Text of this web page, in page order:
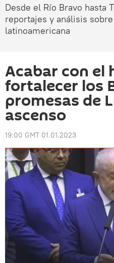
Desde el Río Bravo hasta
reportajes y análisis
latinoamericana
Acabar con el
fortalecer los
promesas de
ascenso
19:00 GMT 01.01.2023